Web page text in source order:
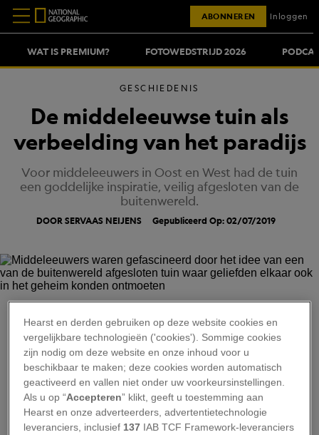
WAT IS PREMIUM? FOTOWEDSTRIJD 2026
ABONNEREN Inloggen
GESCHIEDENIS
De middeleeuwse tuin als
verbeelding van het paradijs
Voor middeleeuwers in Oost en West had de tuin
een goddelijke inspiratie, veilig afgesloten van de
buitenwereld.
DOOR SERVAAS NEIJENS Gepubliceerd Op: 02/07/2019
Dit artikel verscheen inNational Geographic
Historia editie 2, 2019.
Religie was in de Middeleeuwen een belangrijke
drijfveer voor het menselijk handelen. Dat had
ook een duidelijke weerslag op het denken over
Hearst en derden gebruiken op deze website cookies en
vergelijkbare technologieën ('cookies'). Sommige cookies
zijn nodig om deze website en onze inhoud voor u
beschikbaar te maken; deze cookies worden automatisch
geactiveerd en vallen niet onder uw voorkeursinstellingen.
Als u op “Accepteren” klikt, geeft u toestemming aan
Hearst en onze adverteerders, advertentietechnologie
leveranciers, inclusief 137 IAB TCF Framework-leveranciers